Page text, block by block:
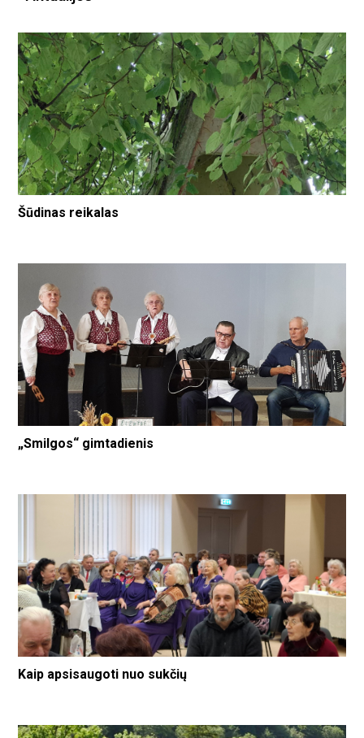
Šūdinas reikalas
„Smilgos“ gimtadienis
Kaip apsisaugoti nuo sukčių